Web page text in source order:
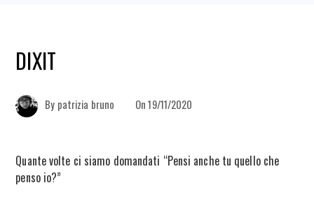
DIXIT
By patrizia bruno On19/11/2020
Quante volte ci siamo domandati “Pensi anche tu quello che
penso io?”